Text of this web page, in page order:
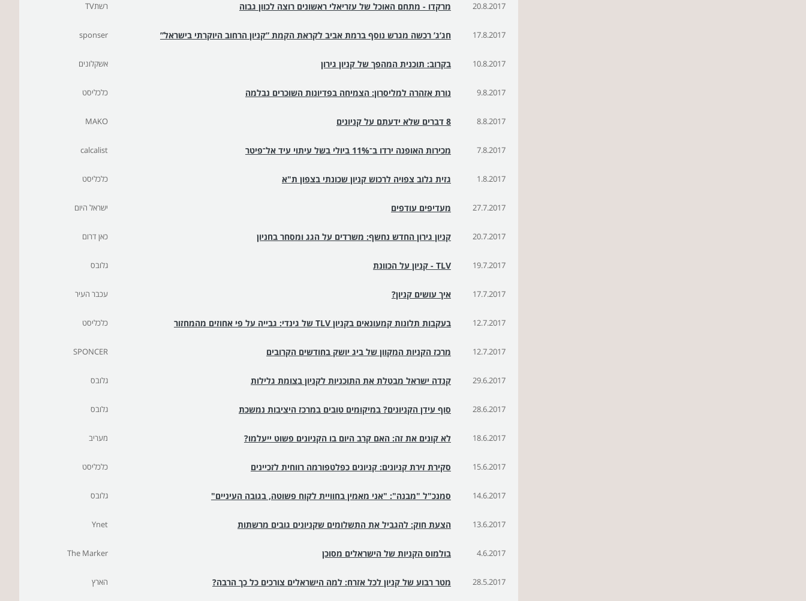
20.8.2017 מרקדו - מתחם האוכל של עזריאלי ראשונים רוצה לכוון גבוה רשתTV
17.8.2017 חג’ג’ רכשה מגרש נוסף ברמת אביב לקראת הקמת ”קניון הרחוב היוקרתי בישראל” sponser
10.8.2017 בקרוב: תוכנית המהפך של קניון גירון אשקלונים
9.8.2017 נורת אזהרה למליסרון: הצמיחה בפדיונות השוכרים נבלמה כלכליסט
8.8.2017 8 דברים שלא ידעתם על קניונים MAKO
7.8.2017 מכירות האופנה ירדו ב־11% ביולי בשל עיתוי עיד אל־פיטר calcalist
1.8.2017 גזית גלוב צפויה לרכוש קניון שכונתי בצפון ת"א כלכליסט
27.7.2017 מעדיפים עודפים ישראל היום
20.7.2017 קניון גירון החדש נחשף: משרדים על הגג ומסחר בחניון כאן דרום
19.7.2017 TLV - קניון על הכוונת גלובס
17.7.2017 איך עושים קניון? עכבר העיר
12.7.2017 בעקבות תלונות קמעונאים בקניון TLV של גינדי: גבייה על פי אחוזים מהמחזור כלכליסט
12.7.2017 מרכז הקניות המקוון של ביג יושק בחודשים הקרובים SPONCER
29.6.2017 קנדה ישראל מבטלת את התוכניות לקניון בצומת גלילות גלובס
28.6.2017 סוף עידן הקניונים? במיקומים טובים במרכז היציבות נמשכת גלובס
18.6.2017 לא קונים את זה: האם קרב היום בו הקניונים פשוט ייעלמו? מעריב
15.6.2017 סקירת זירת קניונים: קניונים כפלטפורמה רווחית לזכיינים כלכליסט
14.6.2017 סמנכ"ל "מבנה": "אני מאמין בחוויית לקוח פשוטה, בגובה העיניים" גלובס
13.6.2017 הצעת חוק: להגביל את התשלומים שקניונים גובים מרשתות Ynet
4.6.2017 בולמוס הקניות של הישראלים מסוכן The Marker
28.5.2017 מטר רבוע של קניון לכל אזרח: למה הישראלים צורכים כל כך הרבה? הארץ